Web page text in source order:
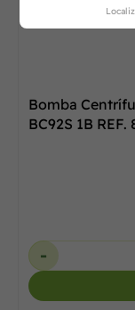
Bomba
BC92S 1B
-